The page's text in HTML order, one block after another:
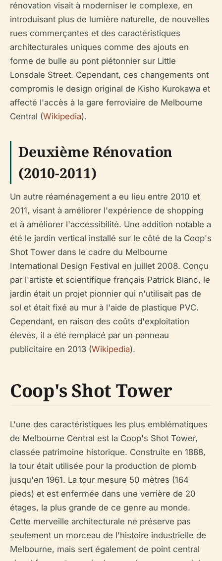
rénovation visait à moderniser le complexe, en
introduisant plus de lumière naturelle, de nouvelles
rues commerçantes et des caractéristiques
architecturales uniques comme des ajouts en
forme de bulle au pont piétonnier sur Little
Lonsdale Street. Cependant, ces changements ont
compromis le design original de Kisho Kurokawa et
affecté l'accès à la gare ferroviaire de Melbourne
Central (Wikipedia).
Deuxième Rénovation
(2010-2011)
Un autre réaménagement a eu lieu entre 2010 et
2011, visant à améliorer l'expérience de shopping
et à améliorer l'accessibilité. Une addition notable a
été le jardin vertical installé sur le côté de la Coop's
Shot Tower dans le cadre du Melbourne
International Design Festival en juillet 2008. Conçu
par l'artiste et scientifique français Patrick Blanc, le
jardin était un projet pionnier qui n'utilisait pas de
sol et était fixé au mur à l'aide de plastique PVC.
Cependant, en raison des coûts d'exploitation
élevés, il a été remplacé par un panneau
publicitaire en 2013 (Wikipedia).
Coop's Shot Tower
L'une des caractéristiques les plus emblématiques
de Melbourne Central est la Coop's Shot Tower,
classée patrimoine historique. Construite en 1888,
la tour était utilisée pour la production de plomb
jusqu'en 1961. La tour mesure 50 mètres (164
pieds) et est enfermée dans une verrière de 20
étages, la plus grande de ce genre au monde.
Cette merveille architecturale ne préserve pas
seulement un morceau de l'histoire industrielle de
Melbourne, mais sert également de point central